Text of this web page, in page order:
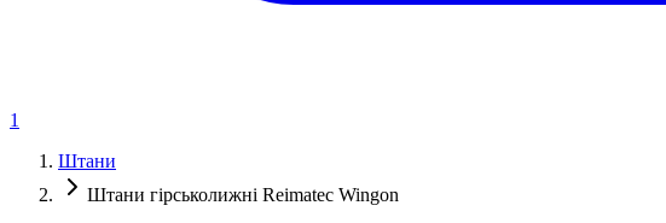
1
Штани
Штани гірськолижні Reimatec Wingon